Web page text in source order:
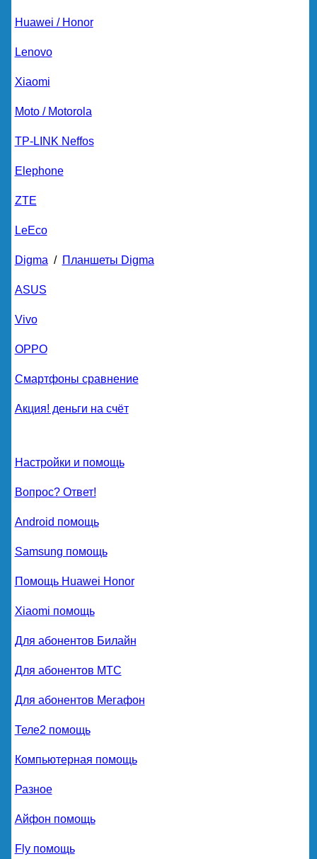
Huawei / Honor
Lenovo
Xiaomi
Moto / Motorola
TP-LINK Neffos
Elephone
ZTE
LeEco
Digma/ Планшеты Digma
ASUS
Vivo
OPPO
Смартфоны сравнение
Акция! деньги на счёт
Настройки и помощь
Вопрос? Ответ!
Android помощь
Samsung помощь
Помощь Huawei Honor
Xiaomi помощь
Для абонентов Билайн
Для абонентов МТС
Для абонентов Мегафон
Теле2 помощь
Компьютерная помощь
Разное
Айфон помощь
Fly помощь